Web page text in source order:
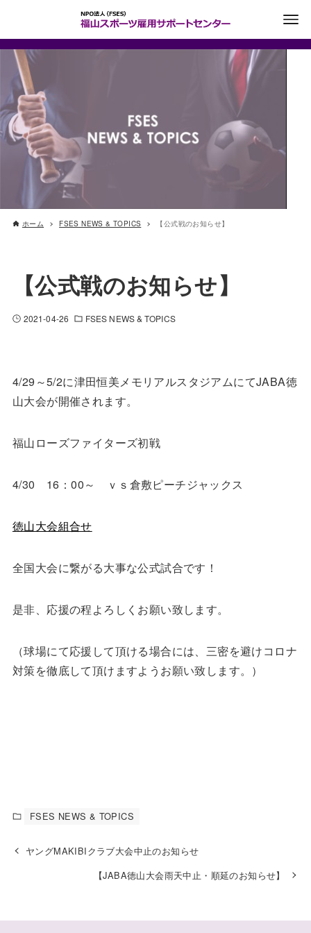
ホーム FSES NEWS & TOPICS 【公式戦のお知らせ】
【公式戦のお知らせ】
2021-04-26 FSES NEWS & TOPICS
4/29～5/2に津田恒美メモリアルスタジアムにてJABA徳
山大会が開催されます。
福山ローズファイターズ初戦
4/30 16：00～ ｖｓ倉敷ピーチジャックス
徳山大会組合せ
全国大会に繋がる大事な公式試合です！
是非、応援の程よろしくお願い致します。
（球場にて応援して頂ける場合には、三密を避けコロナ
対策を徹底して頂けますようお願い致します。）
FSES NEWS & TOPICS
ヤングMAKIBIクラブ大会中止のお知らせ
【JABA徳山大会雨天中止・順延のお知らせ】